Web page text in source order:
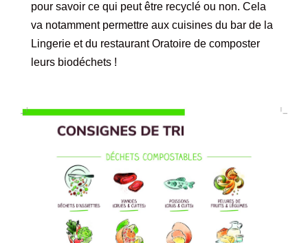
pour savoir ce qui peut être recyclé ou non. Cela
va notamment permettre aux cuisines du bar de la
Lingerie et du restaurant Oratoire de composter
leurs biodéchets !